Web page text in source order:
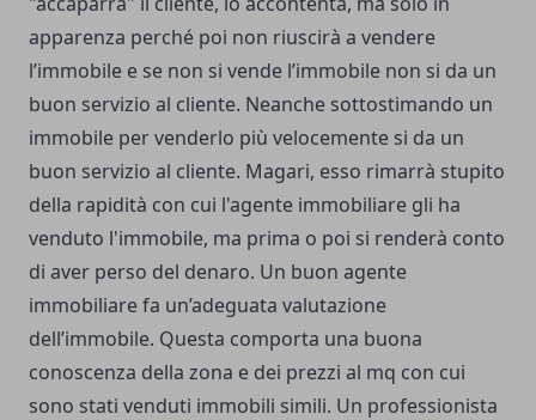
apparenza perché poi non riuscirà a vendere
l’immobile e se non si vende l’immobile non si da un
buon servizio al cliente. Neanche sottostimando un
immobile per venderlo più velocemente si da un
buon servizio al cliente. Magari, esso rimarrà stupito
della rapidità con cui l'agente immobiliare gli ha
venduto l'immobile, ma prima o poi si renderà conto
di aver perso del denaro. Un buon agente
immobiliare fa un’adeguata valutazione
dell’immobile. Questa comporta una buona
conoscenza della zona e dei prezzi al mq con cui
sono stati venduti immobili simili. Un professionista